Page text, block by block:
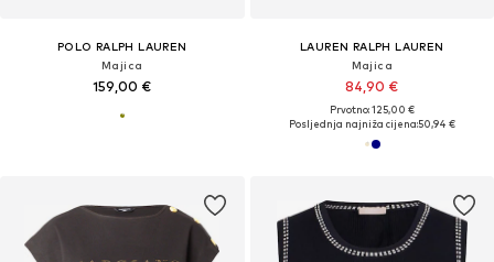
POLO RALPH LAUREN
Majica
159,00 €
LAUREN RALPH LAUREN
Majica
84,90 €
Prvotno: 125,00 €
Posljednja najniža cijena:50,94 €